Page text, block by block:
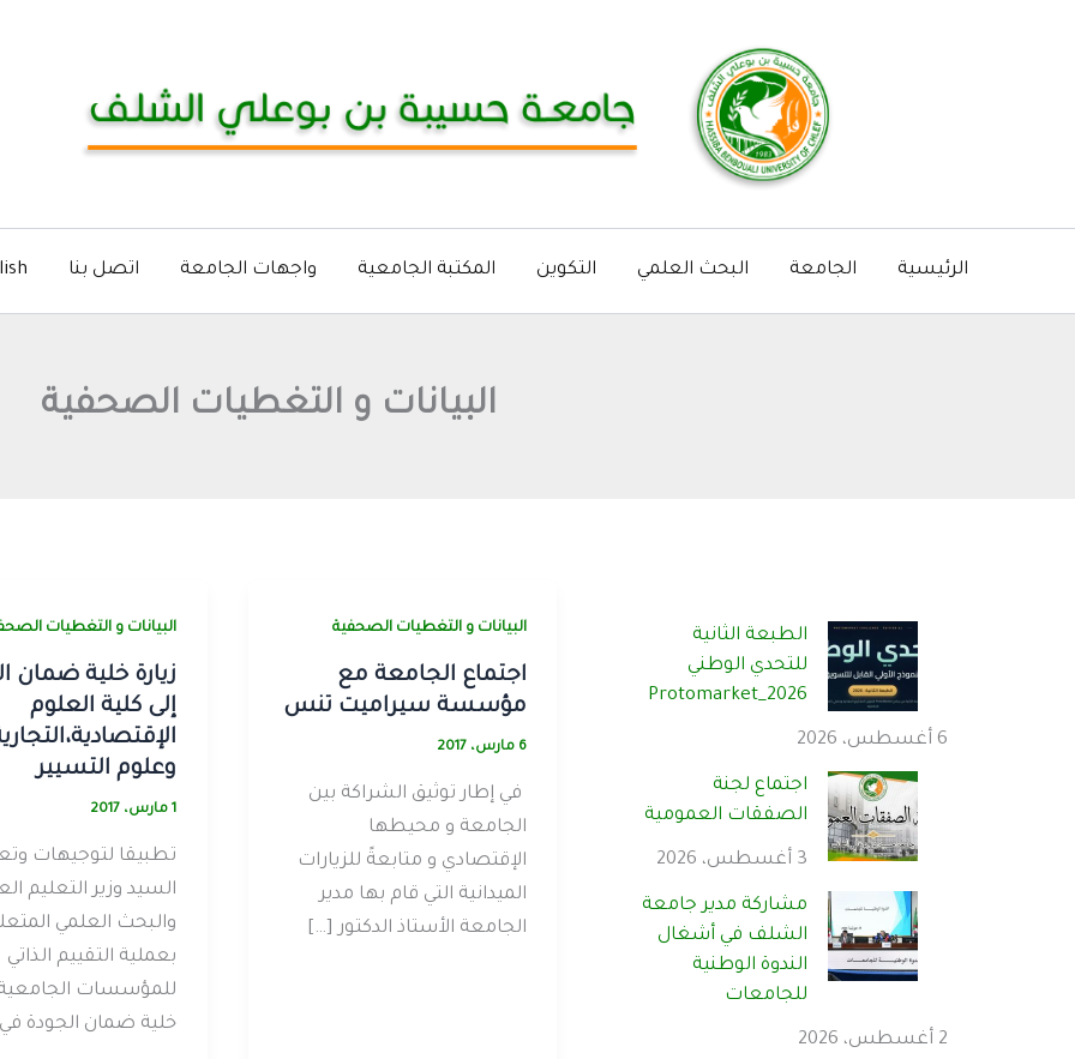
الرئيسية الجامعة البحث العلمي التكوين المكتبة الجامعية واجهات الجامعة اتصل بنا
البيانات و التغطيات الصحفية
الطبعة الثانية
للتحدي الوطني
Protomarket_2026
6 أغسطس، 2026
اجتماع لجنة
الصفقات العمومية
3 أغسطس، 2026
مشاركة مدير جامعة
الشلف في أشغال
الندوة الوطنية
للجامعات
2 أغسطس، 2026
البيانات و التغطيات الصحفية
اجتماع الجامعة مع
مؤسسة سيراميت تنس
6 مارس، 2017
في إطار توثيق الشراكة بين
الجامعة و محيطها
الإقتصادي و متابعةً للزيارات
الميدانية التي قام بها مدير
الجامعة الأستاذ الدكتور […]
البيانات و التغطيات
زيارة خلية ضمان
إلى كلية العلوم
وعلوم التسيير
1 مارس، 2017
تطبيقا لتوجيهات
السيد وزير التعليم
والبحث العلمي
بعملية التقييم الذاتي
للمؤسسات
خلية ضمان الجودة في